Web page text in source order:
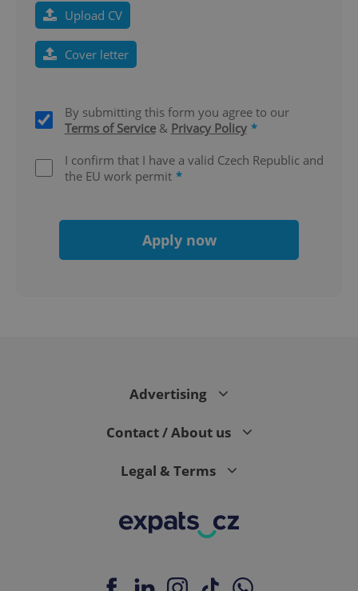
Upload CV
Cover letter
By submitting this form you agree to our
Terms of Service& Privacy Policy *
I confirm that I have a valid Czech Republic and
the EU work permit *
Apply now
Advertising
Contact / About us
Legal & Terms